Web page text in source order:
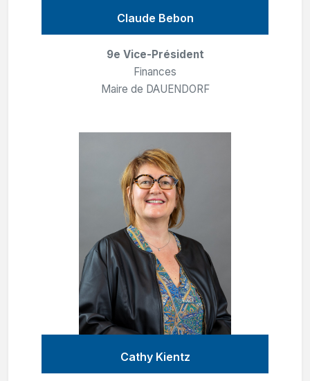
Claude Bebon
9e Vice-Président
Finances
Maire de DAUENDORF
Cathy Kientz